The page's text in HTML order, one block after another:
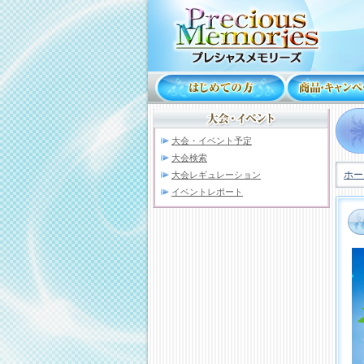
大会・イベント予定
大会検索
大会レギュレーション
イベントレポート
ホ